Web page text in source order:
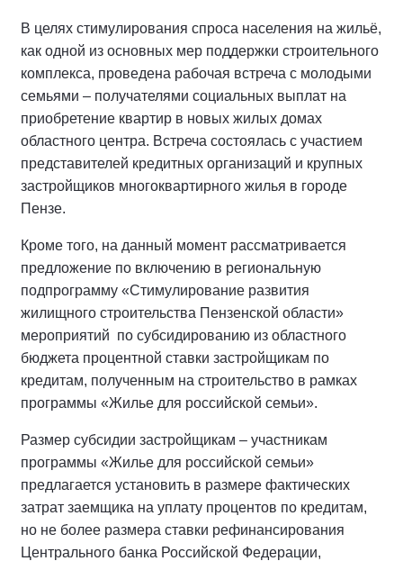
В целях стимулирования спроса населения на жильё,
как одной из основных мер поддержки строительного
комплекса, проведена рабочая встреча с молодыми
семьями – получателями социальных выплат на
приобретение квартир в новых жилых домах
областного центра. Встреча состоялась с участием
представителей кредитных организаций и крупных
застройщиков многоквартирного жилья в городе
Пензе.
Кроме того, на данный момент рассматривается
предложение по включению в региональную
подпрограмму «Стимулирование развития
жилищного строительства Пензенской области»
мероприятий по субсидированию из областного
бюджета процентной ставки застройщикам по
кредитам, полученным на строительство в рамках
программы «Жилье для российской семьи».
Размер субсидии застройщикам – участникам
программы «Жилье для российской семьи»
предлагается установить в размере фактических
затрат заемщика на уплату процентов по кредитам,
но не более размера ставки рефинансирования
Центрального банка Российской Федерации,